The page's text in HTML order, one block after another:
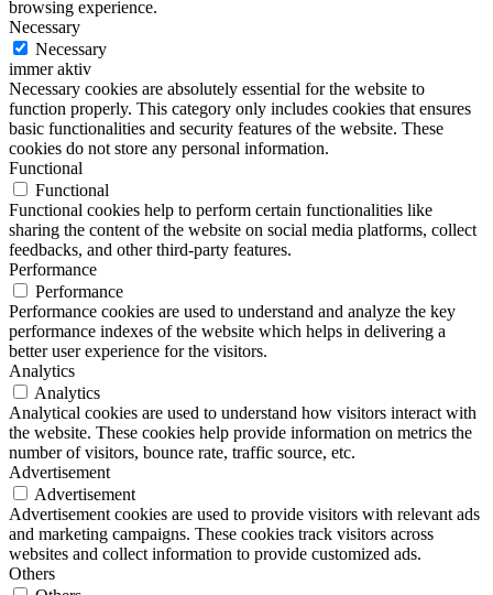
browsing experience.
Necessary
Necessary
immer aktiv
Necessary cookies are absolutely essential for the website to
function properly. This category only includes cookies that ensures
basic functionalities and security features of the website. These
cookies do not store any personal information.
Functional
Functional
Functional cookies help to perform certain functionalities like
sharing the content of the website on social media platforms, collect
feedbacks, and other third-party features.
Performance
Performance
Performance cookies are used to understand and analyze the key
performance indexes of the website which helps in delivering a
better user experience for the visitors.
Analytics
Analytics
Analytical cookies are used to understand how visitors interact with
the website. These cookies help provide information on metrics the
number of visitors, bounce rate, traffic source, etc.
Advertisement
Advertisement
Advertisement cookies are used to provide visitors with relevant ads
and marketing campaigns. These cookies track visitors across
websites and collect information to provide customized ads.
Others